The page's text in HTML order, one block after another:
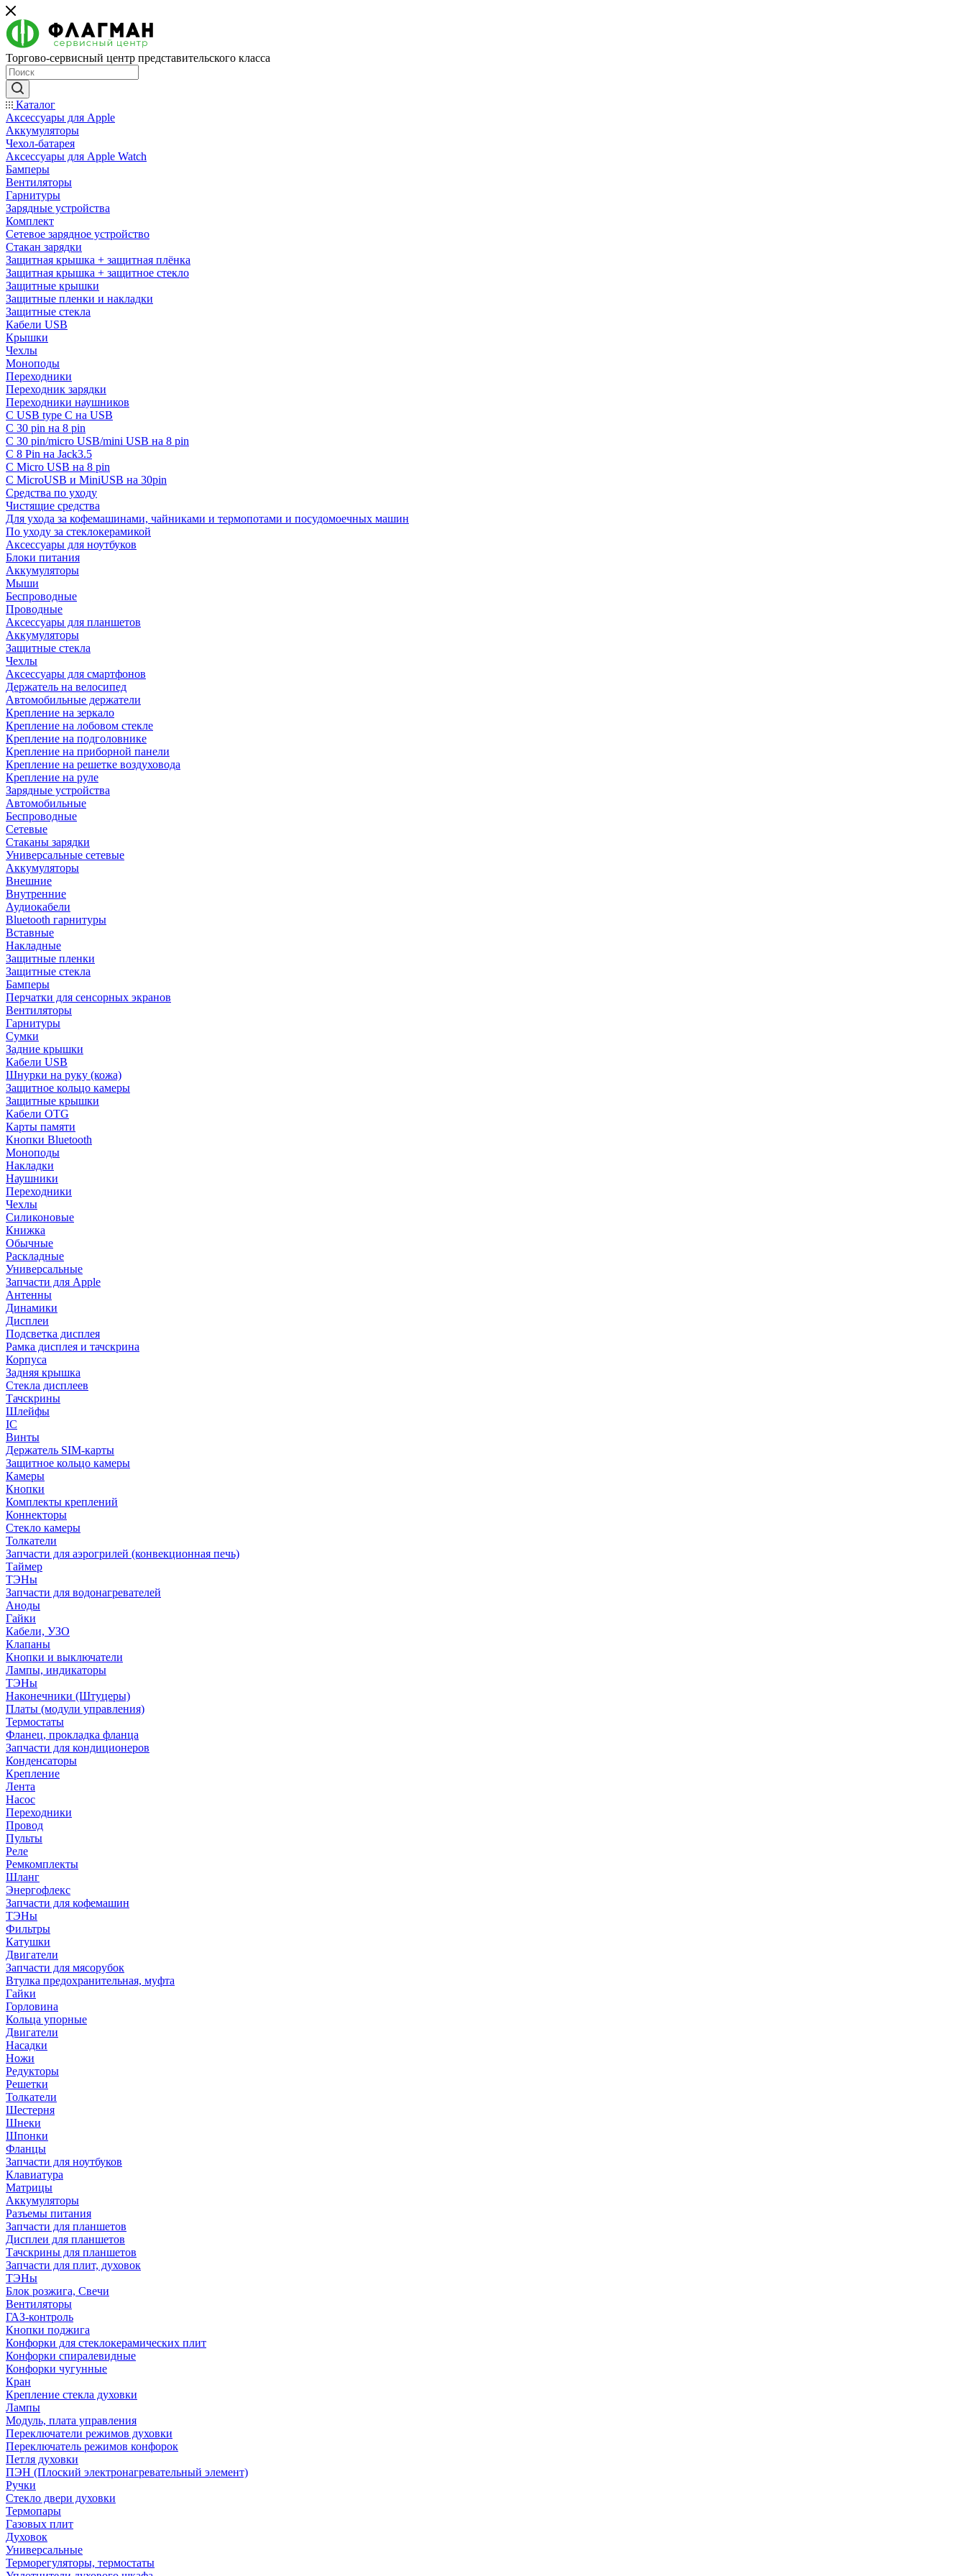
Торгово-сервисный центр представительского класса
Каталог
Аксессуары для Apple
Аккумуляторы
Чехол-батарея
Аксессуары для Apple Watch
Бамперы
Вентиляторы
Гарнитуры
Зарядные устройства
Комплект
Сетевое зарядное устройство
Стакан зарядки
Защитная крышка + защитная плёнка
Защитная крышка + защитное стекло
Защитные крышки
Защитные пленки и накладки
Защитные стекла
Кабели USB
Крышки
Чехлы
Моноподы
Переходники
Переходник зарядки
Переходники наушников
С USB type C на USB
С 30 pin на 8 pin
С 30 pin/micro USB/mini USB на 8 pin
С 8 Pin на Jack3.5
С Micro USB на 8 pin
С MicroUSB и MiniUSB на 30pin
Средства по уходу
Чистящие средства
Для ухода за кофемашинами, чайниками и термопотами и посудомоечных машин
По уходу за стеклокерамикой
Аксессуары для ноутбуков
Блоки питания
Аккумуляторы
Мыши
Беспроводные
Проводные
Аксессуары для планшетов
Аккумуляторы
Защитные стекла
Чехлы
Аксессуары для смартфонов
Держатель на велосипед
Автомобильные держатели
Крепление на зеркало
Крепление на лобовом стекле
Крепление на подголовнике
Крепление на приборной панели
Крепление на решетке воздуховода
Крепление на руле
Зарядные устройства
Автомобильные
Беспроводные
Сетевые
Стаканы зарядки
Универсальные сетевые
Аккумуляторы
Внешние
Внутренние
Аудиокабели
Bluetooth гарнитуры
Вставные
Накладные
Защитные пленки
Защитные стекла
Бамперы
Перчатки для сенсорных экранов
Вентиляторы
Гарнитуры
Сумки
Задние крышки
Кабели USB
Шнурки на руку (кожа)
Защитное кольцо камеры
Защитные крышки
Кабели OTG
Карты памяти
Кнопки Bluetooth
Моноподы
Накладки
Наушники
Переходники
Чехлы
Силиконовые
Книжка
Обычные
Раскладные
Универсальные
Запчасти для Apple
Антенны
Динамики
Дисплеи
Подсветка дисплея
Рамка дисплея и тачскрина
Корпуса
Задняя крышка
Стекла дисплеев
Тачскрины
Шлейфы
IC
Винты
Держатель SIM-карты
Защитное кольцо камеры
Камеры
Кнопки
Комплекты креплений
Коннекторы
Стекло камеры
Толкатели
Запчасти для аэрогрилей (конвекционная печь)
Таймер
ТЭНы
Запчасти для водонагревателей
Аноды
Гайки
Кабели, УЗО
Клапаны
Кнопки и выключатели
Лампы, индикаторы
ТЭНы
Наконечники (Штуцеры)
Платы (модули управления)
Термостаты
Фланец, прокладка фланца
Запчасти для кондиционеров
Конденсаторы
Крепление
Лента
Насос
Переходники
Провод
Пульты
Реле
Ремкомплекты
Шланг
Энергофлекс
Запчасти для кофемашин
ТЭНы
Фильтры
Катушки
Двигатели
Запчасти для мясорубок
Втулка предохранительная, муфта
Гайки
Горловина
Кольца упорные
Двигатели
Насадки
Ножи
Редукторы
Решетки
Толкатели
Шестерня
Шнеки
Шпонки
Фланцы
Запчасти для ноутбуков
Клавиатура
Матрицы
Аккумуляторы
Разъемы питания
Запчасти для планшетов
Дисплеи для планшетов
Тачскрины для планшетов
Запчасти для плит, духовок
ТЭНы
Блок розжига, Свечи
Вентиляторы
ГАЗ-контроль
Кнопки поджига
Конфорки для стеклокерамических плит
Конфорки спиралевидные
Конфорки чугунные
Кран
Крепление стекла духовки
Лампы
Модуль, плата управления
Переключатели режимов духовки
Переключатель режимов конфорок
Петля духовки
ПЭН (Плоский электронагревательный элемент)
Ручки
Стекло двери духовки
Термопары
Газовых плит
Духовок
Универсальные
Терморегуляторы, термостаты